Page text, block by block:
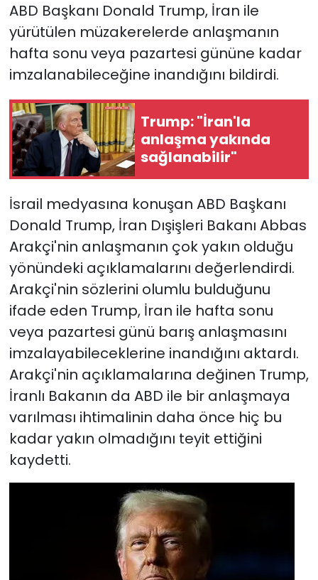
ABD Başkanı Donald Trump, İran ile
yürütülen müzakerelerde anlaşmanın
hafta sonu veya pazartesi gününe kadar
imzalanabileceğine inandığını bildirdi.
Trump: "İran'la
anlaşma yakında
sağlanabilir"
İsrail medyasına konuşan ABD Başkanı
Donald Trump, İran Dışişleri Bakanı Abbas
Arakçi'nin anlaşmanın çok yakın olduğu
yönündeki açıklamalarını değerlendirdi.
Arakçi'nin sözlerini olumlu bulduğunu
ifade eden Trump, İran ile hafta sonu
veya pazartesi günü barış anlaşmasını
imzalayabileceklerine inandığını aktardı.
Arakçi'nin açıklamalarına değinen Trump,
İranlı Bakanın da ABD ile bir anlaşmaya
varılması ihtimalinin daha önce hiç bu
kadar yakın olmadığını teyit ettiğini
kaydetti.